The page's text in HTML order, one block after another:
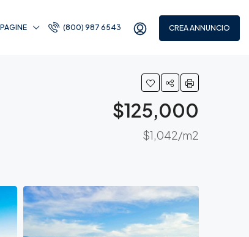
PAGINE (800) 987 6543 CREA ANNUNCIO
$125,000
$1,042/m2